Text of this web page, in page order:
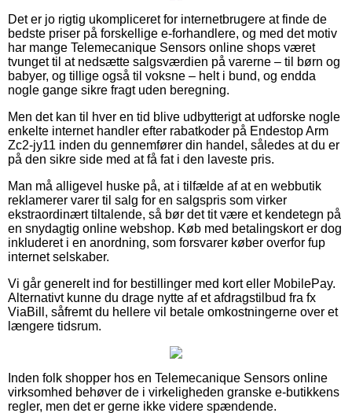
Det er jo rigtig ukompliceret for internetbrugere at finde de
bedste priser på forskellige e-forhandlere, og med det motiv
har mange Telemecanique Sensors online shops været
tvunget til at nedsætte salgsværdien på varerne – til børn og
babyer, og tillige også til voksne – helt i bund, og endda
nogle gange sikre fragt uden beregning.
Men det kan til hver en tid blive udbytterigt at udforske nogle
enkelte internet handler efter rabatkoder på Endestop Arm
Zc2-jy11 inden du gennemfører din handel, således at du er
på den sikre side med at få fat i den laveste pris.
Man må alligevel huske på, at i tilfælde af at en webbutik
reklamerer varer til salg for en salgspris som virker
ekstraordinært tiltalende, så bør det tit være et kendetegn på
en snydagtig online webshop. Køb med betalingskort er dog
inkluderet i en anordning, som forsvarer køber overfor fup
internet selskaber.
Vi går generelt ind for bestillinger med kort eller MobilePay.
Alternativt kunne du drage nytte af et afdragstilbud fra fx
ViaBill, såfremt du hellere vil betale omkostningerne over et
længere tidsrum.
Inden folk shopper hos en Telemecanique Sensors online
virksomhed behøver de i virkeligheden granske e-butikkens
regler, men det er gerne ikke videre spændende.